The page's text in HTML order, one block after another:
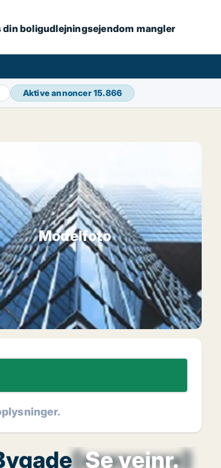
din boligudlejningsejendom mangler
Aktive annoncer15.866
Modelfoto
Se vejnr.
[xxxxxxxx]